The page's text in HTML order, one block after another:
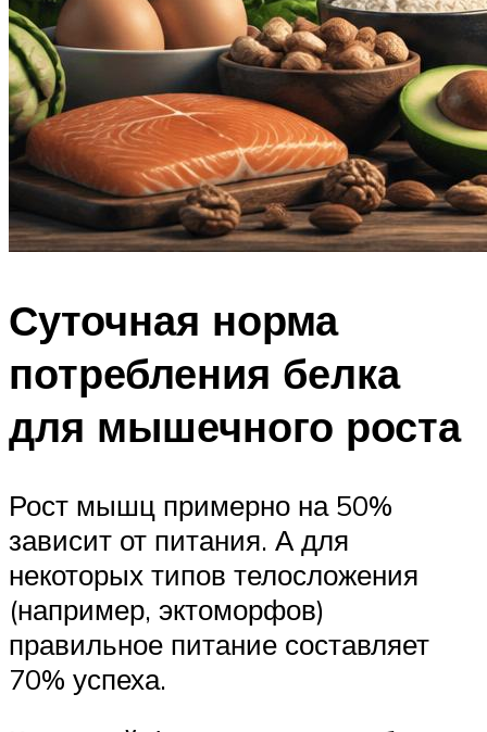
Суточная норма
потребления белка
для мышечного роста
Рост мышц примерно на 50%
зависит от питания. А для
некоторых типов телосложения
(например, эктоморфов)
правильное питание составляет
70% успеха.